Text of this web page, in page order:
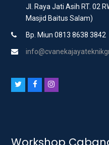
Jl. Raya Jati Asih RT. 02
Masjid Baitus Salam)
Bp. Miun 0813 8638 3842
t
b
a